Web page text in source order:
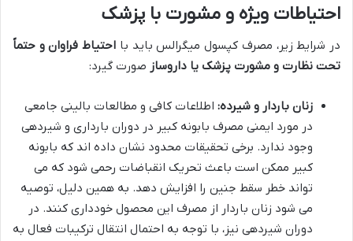
احتیاطات ویژه و مشورت با پزشک
در شرایط زیر، مصرف کپسول میگرالس باید با احتیاط فراوان و حتماً
تحت نظارت و مشورت پزشک یا داروساز صورت گیرد:
زنان باردار و شیرده: اطلاعات کافی و مطالعات بالینی جامعی
در مورد ایمنی مصرف بابونه کبیر در دوران بارداری و شیردهی
وجود ندارد. برخی تحقیقات محدود نشان داده اند که بابونه
کبیر ممکن است باعث تحریک انقباضات رحمی شود که می
تواند خطر سقط جنین را افزایش دهد. به همین دلیل، توصیه
می شود زنان باردار از مصرف این محصول خودداری کنند. در
دوران شیردهی نیز، با توجه به احتمال انتقال ترکیبات فعال به